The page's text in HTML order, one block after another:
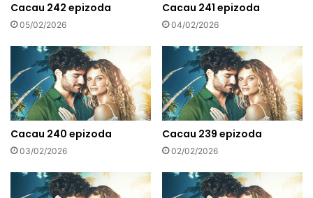
Cacau 242 epizoda
05/02/2026
Cacau 241 epizoda
04/02/2026
Cacau 240 epizoda
03/02/2026
Cacau 239 epizoda
02/02/2026